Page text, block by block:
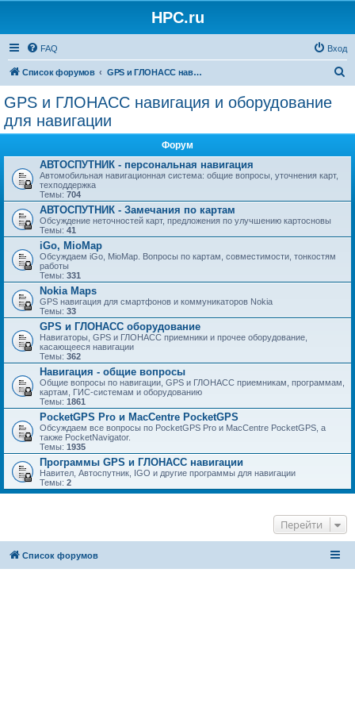
HPC.ru
FAQ Вход
Список форумов GPS и ГЛОНАСС навигация и оборудование для навигации
GPS и ГЛОНАСС навигация и оборудование
для навигации
Форум
АВТОСПУТНИК - персональная навигация
Автомобильная навигационная система: общие вопросы, уточнения карт,
техподдержка
Темы: 704
АВТОСПУТНИК - Замечания по картам
Обсуждение неточностей карт, предложения по улучшению картосновы
Темы: 41
iGo, MioMap
Обсуждаем iGo, MioMap. Вопросы по картам, совместимости, тонкостям
работы
Темы: 331
Nokia Maps
GPS навигация для смартфонов и коммуникаторов Nokia
Темы: 33
GPS и ГЛОНАСС оборудование
Навигаторы, GPS и ГЛОНАСС приемники и прочее оборудование,
касающееся навигации
Темы: 362
Навигация - общие вопросы
Общие вопросы по навигации, GPS и ГЛОНАСС приемникам, программам,
картам, ГИС-системам и оборудованию
Темы: 1861
PocketGPS Pro и MacCentre PocketGPS
Обсуждаем все вопросы по PocketGPS Pro и MacCentre PocketGPS, а
также PocketNavigator.
Темы: 1935
Программы GPS и ГЛОНАСС навигации
Навител, Автоспутник, IGO и другие программы для навигации
Темы: 2
Перейти
Список форумов